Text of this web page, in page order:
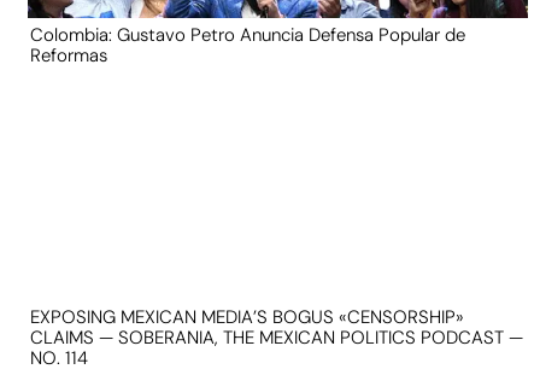
Colombia: Gustavo Petro Anuncia Defensa Popular de
Reformas
EXPOSING MEXICAN MEDIA’S BOGUS «CENSORSHIP»
CLAIMS — SOBERANIA, THE MEXICAN POLITICS PODCAST —
NO. 114